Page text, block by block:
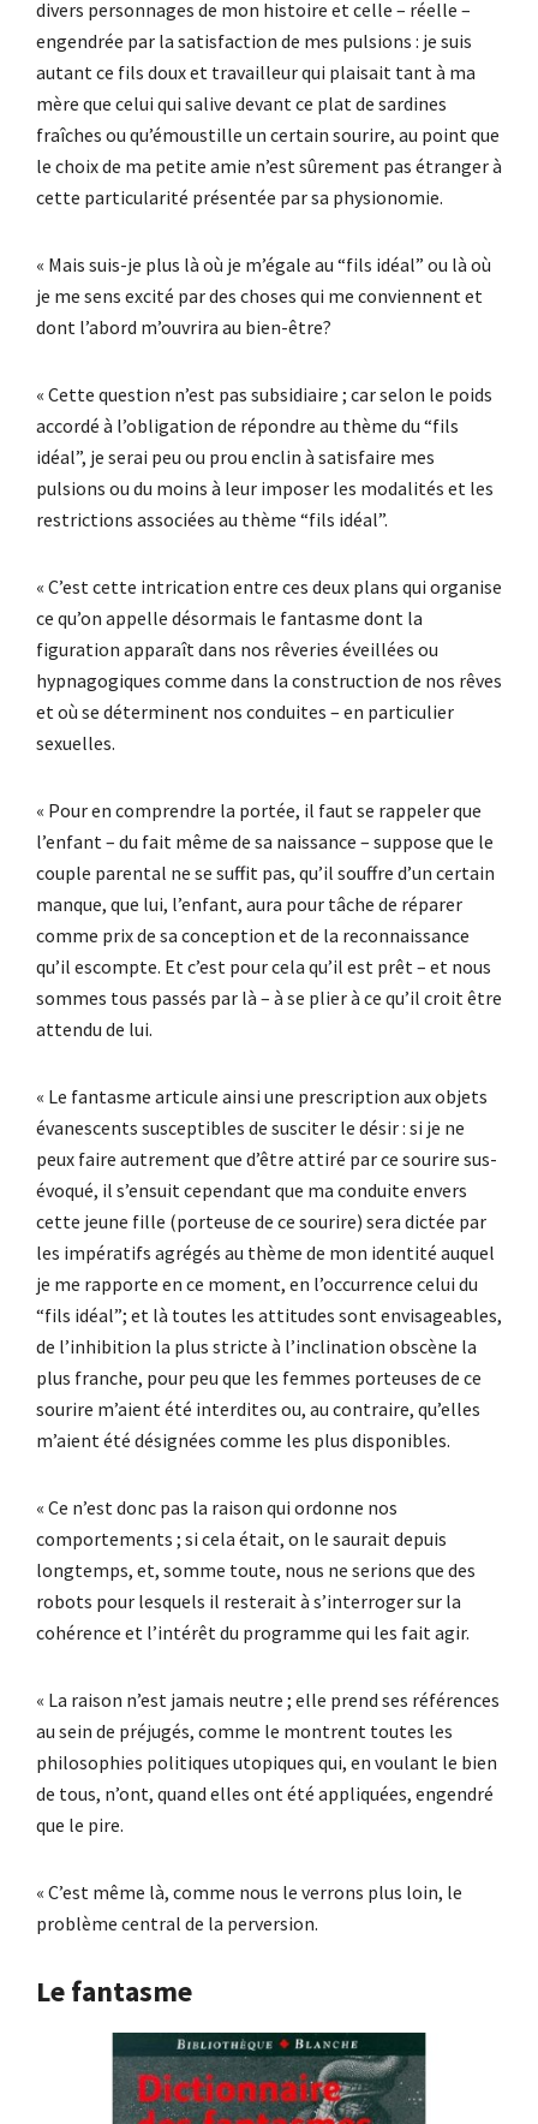
divers personnages de mon histoire et celle – réelle –
engendrée par la satisfaction de mes pulsions : je suis
autant ce fils doux et travailleur qui plaisait tant à ma
mère que celui qui salive devant ce plat de sardines
fraîches ou qu’émoustille un certain sourire, au point que
le choix de ma petite amie n’est sûrement pas étranger à
cette particularité présentée par sa physionomie.
« Mais suis-je plus là où je m’égale au “fils idéal” ou là où
je me sens excité par des choses qui me conviennent et
dont l’abord m’ouvrira au bien-être?
« Cette question n’est pas subsidiaire ; car selon le poids
accordé à l’obligation de répondre au thème du “fils
idéal”, je serai peu ou prou enclin à satisfaire mes
pulsions ou du moins à leur imposer les modalités et les
restrictions associées au thème “fils idéal”.
« C’est cette intrication entre ces deux plans qui organise
ce qu’on appelle désormais le fantasme dont la
figuration apparaît dans nos rêveries éveillées ou
hypnagogiques comme dans la construction de nos rêves
et où se déterminent nos conduites – en particulier
sexuelles.
« Pour en comprendre la portée, il faut se rappeler que
l’enfant – du fait même de sa naissance – suppose que le
couple parental ne se suffit pas, qu’il souffre d’un certain
manque, que lui, l’enfant, aura pour tâche de réparer
comme prix de sa conception et de la reconnaissance
qu’il escompte. Et c’est pour cela qu’il est prêt – et nous
sommes tous passés par là – à se plier à ce qu’il croit être
attendu de lui.
« Le fantasme articule ainsi une prescription aux objets
évanescents susceptibles de susciter le désir : si je ne
peux faire autrement que d’être attiré par ce sourire sus-
évoqué, il s’ensuit cependant que ma conduite envers
cette jeune fille (porteuse de ce sourire) sera dictée par
les impératifs agrégés au thème de mon identité auquel
je me rapporte en ce moment, en l’occurrence celui du
“fils idéal”; et là toutes les attitudes sont envisageables,
de l’inhibition la plus stricte à l’inclination obscène la
plus franche, pour peu que les femmes porteuses de ce
sourire m’aient été interdites ou, au contraire, qu’elles
m’aient été désignées comme les plus disponibles.
« Ce n’est donc pas la raison qui ordonne nos
comportements ; si cela était, on le saurait depuis
longtemps, et, somme toute, nous ne serions que des
robots pour lesquels il resterait à s’interroger sur la
cohérence et l’intérêt du programme qui les fait agir.
« La raison n’est jamais neutre ; elle prend ses références
au sein de préjugés, comme le montrent toutes les
philosophies politiques utopiques qui, en voulant le bien
de tous, n’ont, quand elles ont été appliquées, engendré
que le pire.
« C’est même là, comme nous le verrons plus loin, le
problème central de la perversion.
Le fantasme